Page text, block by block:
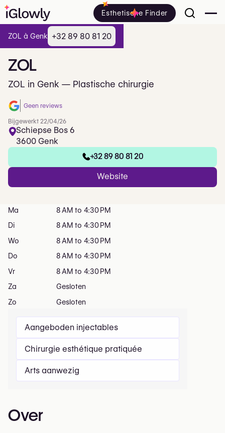
Esthetische Finder
ZOL
ZOL in Genk — Plastische chirurgie
Geen reviews
Bijgewerkt 22/04/26
Schiepse Bos 6
3600 Genk
+32 89 80 81 20
Website
Aangeboden injectables
Chirurgie esthétique pratiquée
Arts aanwezig
Over
Ma
8 AM to 4:30 PM
Di
8 AM to 4:30 PM
Wo
8 AM to 4:30 PM
Do
8 AM to 4:30 PM
Vr
8 AM to 4:30 PM
Za
Gesloten
Zo
Gesloten
ZOL à Genk +32 89 80 81 20